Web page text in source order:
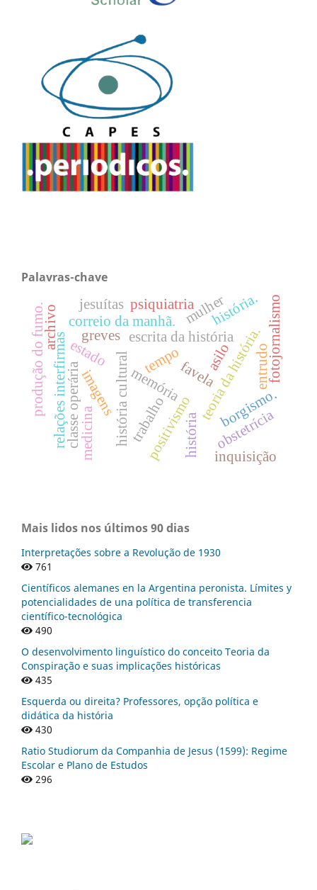
Palavras-chave
tempo
memória
história cultural teoria da história.
escrita da história
imagens
positivismo
greves
classe operária borgismo.
trabalho
relações interfirmas
produção do fumo. estado fotojornalismo
favela
correio da manhã.
obstetrícia
medicina
mulherhistória.
psiquiatria
asilo entrudo
archivo
jesuítas
história inquisição
Mais lidos nos últimos 90 dias
Interpretações sobre a Revolução de 1930
761
Científicos alemanes en la Argentina peronista. Límites y
potencialidades de una política de transferencia
científico-tecnológica
490
O desenvolvimento linguístico do conceito Teoria da
Conspiração e suas implicações históricas
435
Esquerda ou direita? Professores, opção política e
didática da história
430
Ratio Studiorum da Companhia de Jesus (1599): Regime
Escolar e Plano de Estudos
296